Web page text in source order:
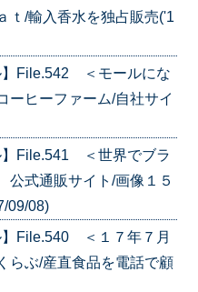
/輸入香水を独占販売('1
】File.542 ＜モールにな
ーヒーファーム/自社サイ
】File.541 ＜世界でブラ
式通販サイト/画像１５
09/08)
】File.540 ＜１７年７月
ぶ/産直食品を電話で顧